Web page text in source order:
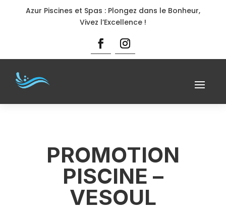
Azur Piscines et Spas : Plongez dans le Bonheur,
Vivez l’Excellence !
PROMOTION
PISCINE –
VESOUL